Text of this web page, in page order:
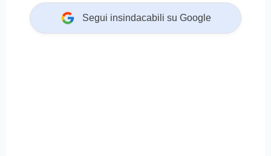
Segui insindacabili su Google